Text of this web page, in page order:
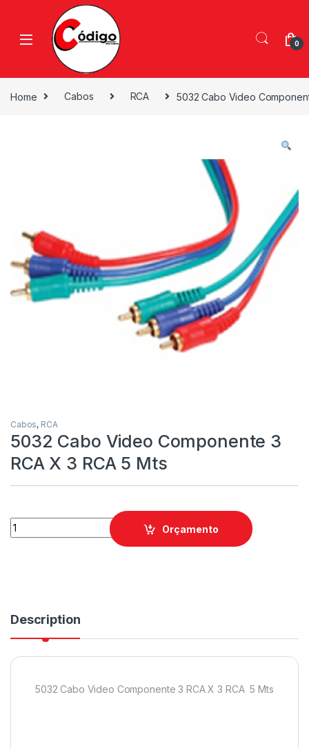
0
Home Cabos RCA 5032 Cabo Video
Cabos, RCA
5032 Cabo Video Componente 3
RCA X 3 RCA 5 Mts
Orçamento
Description
5032 Cabo Video Componente 3 RCA X 3 RCA 5 Mts